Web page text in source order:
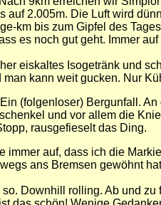
2.005m. Die Luft wird
km bis zum Gipfel des
es noch gut geht. Immer
eiskaltes Isogetränk und
kann weit gucken. Nur
(folgenloser) Bergunfall.
und vor allem die
rausgefieselt das Ding.
auf, dass ich die
ans Bremsen gewöhnt
Downhill rolling. Ab und